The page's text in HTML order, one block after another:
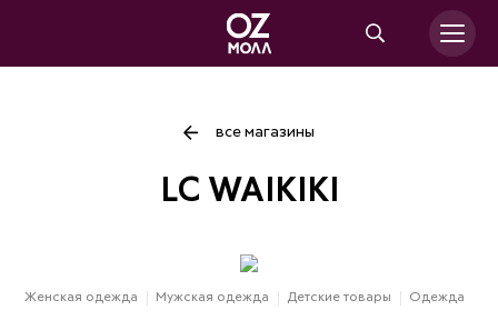
все магазины
LC WAIKIKI
Женская одежда Мужская одежда Детские товары Одежда